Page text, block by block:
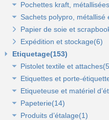
Sacs en petite quantité(4)
Pochettes kraft,
Pochettes kraft brun et
Pochettes cadeaux
Pochettes transparentes
Sachets polypro, métallisé
Sachets confiserie
Sachets plastique
Papier de soie et
Expédition et stockage(6)
Etiquetage(153)
Pistolet textile et
Pistolets textile, aiguilles
Attaches pour pistolets
Pistolet Fasbanok et
Liens manuels anti-vol
Etiquettes et porte-
Etiquettes textile
Etiquettes à fil(6)
Etiquettes de prix
Etiqueteuse et matériel
Etiquettes adhésives
Étiqueteuses et rouleaux
Papeterie(14)
Agrafeuse et agrafes(1)
Produits d’étalage(1)